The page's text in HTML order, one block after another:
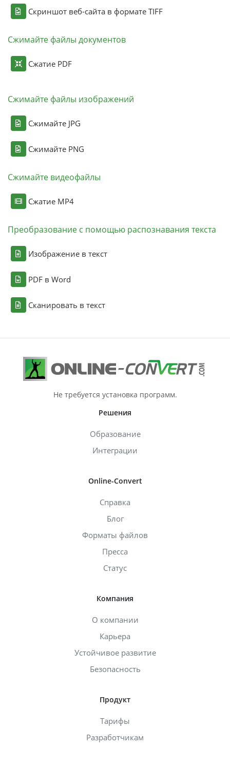
Скриншот веб-сайта в формате TIFF
Сжимайте файлы документов
Сжатие PDF
Сжимайте файлы изображений
Сжимайте JPG
Сжимайте PNG
Сжимайте видеофайлы
Сжатие MP4
Преобразование с помощью распознавания текста
Изображение в текст
PDF в Word
Сканировать в текст
Не требуется установка программ.
Решения
Образование
Интеграции
Online-Convert
Справка
Блог
Форматы файлов
Пресса
Статус
Компания
О компании
Карьера
Устойчивое развитие
Безопасность
Продукт
Тарифы
Разработчикам